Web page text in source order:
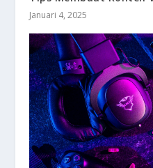
Januari 4, 2025